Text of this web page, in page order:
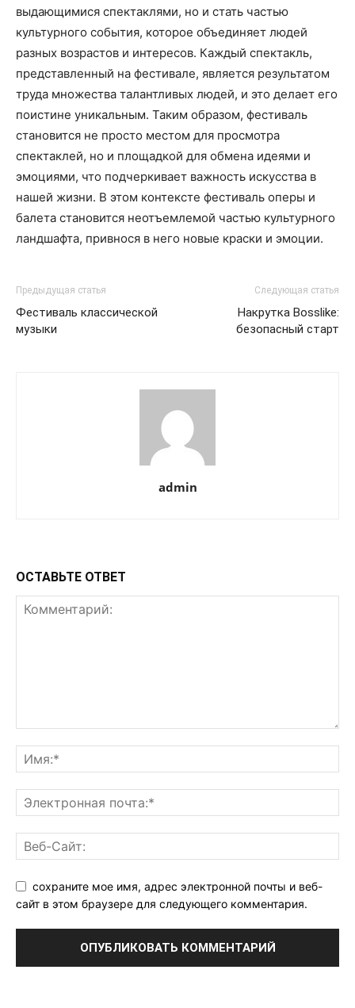
выдающимися спектаклями, но и стать частью
культурного события, которое объединяет людей
разных возрастов и интересов. Каждый спектакль,
представленный на фестивале, является результатом
труда множества талантливых людей, и это делает его
поистине уникальным. Таким образом, фестиваль
становится не просто местом для просмотра
спектаклей, но и площадкой для обмена идеями и
эмоциями, что подчеркивает важность искусства в
нашей жизни. В этом контексте фестиваль оперы и
балета становится неотъемлемой частью культурного
ландшафта, привнося в него новые краски и эмоции.
Предыдущая статья
Фестиваль классической
музыки
Следующая статья
Накрутка Bosslike:
безопасный старт
admin
ОСТАВЬТЕ ОТВЕТ
сохраните мое имя, адрес электронной почты и веб-
сайт в этом браузере для следующего комментария.